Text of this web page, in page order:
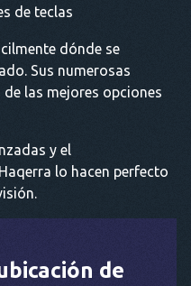
de teclas
dónde se
Sus numerosas
las mejores opciones
y el
lo hacen perfecto
de